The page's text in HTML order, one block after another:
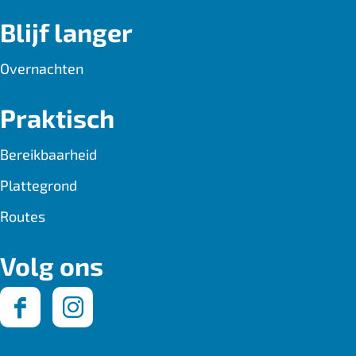
Blijf langer
Overnachten
Praktisch
Bereikbaarheid
Plattegrond
Routes
Volg ons
F
I